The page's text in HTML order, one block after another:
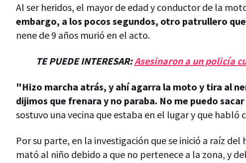
Al ser heridos, el mayor de edad y conductor de la
embargo, a los pocos segundos, otro patrullero
nene de 9 años murió en el acto.
TE PUEDE INTERESAR:Asesinaron a un policía
"Hizo marcha atrás, y ahí agarra la moto y tira al
dijimos que frenara y no paraba. No me puedo
sostuvo una vecina que estaba en el lugar y que habló
Por su parte, en la investigación que se inició a raíz
mató al niño debido a que no pertenece a la zona, y